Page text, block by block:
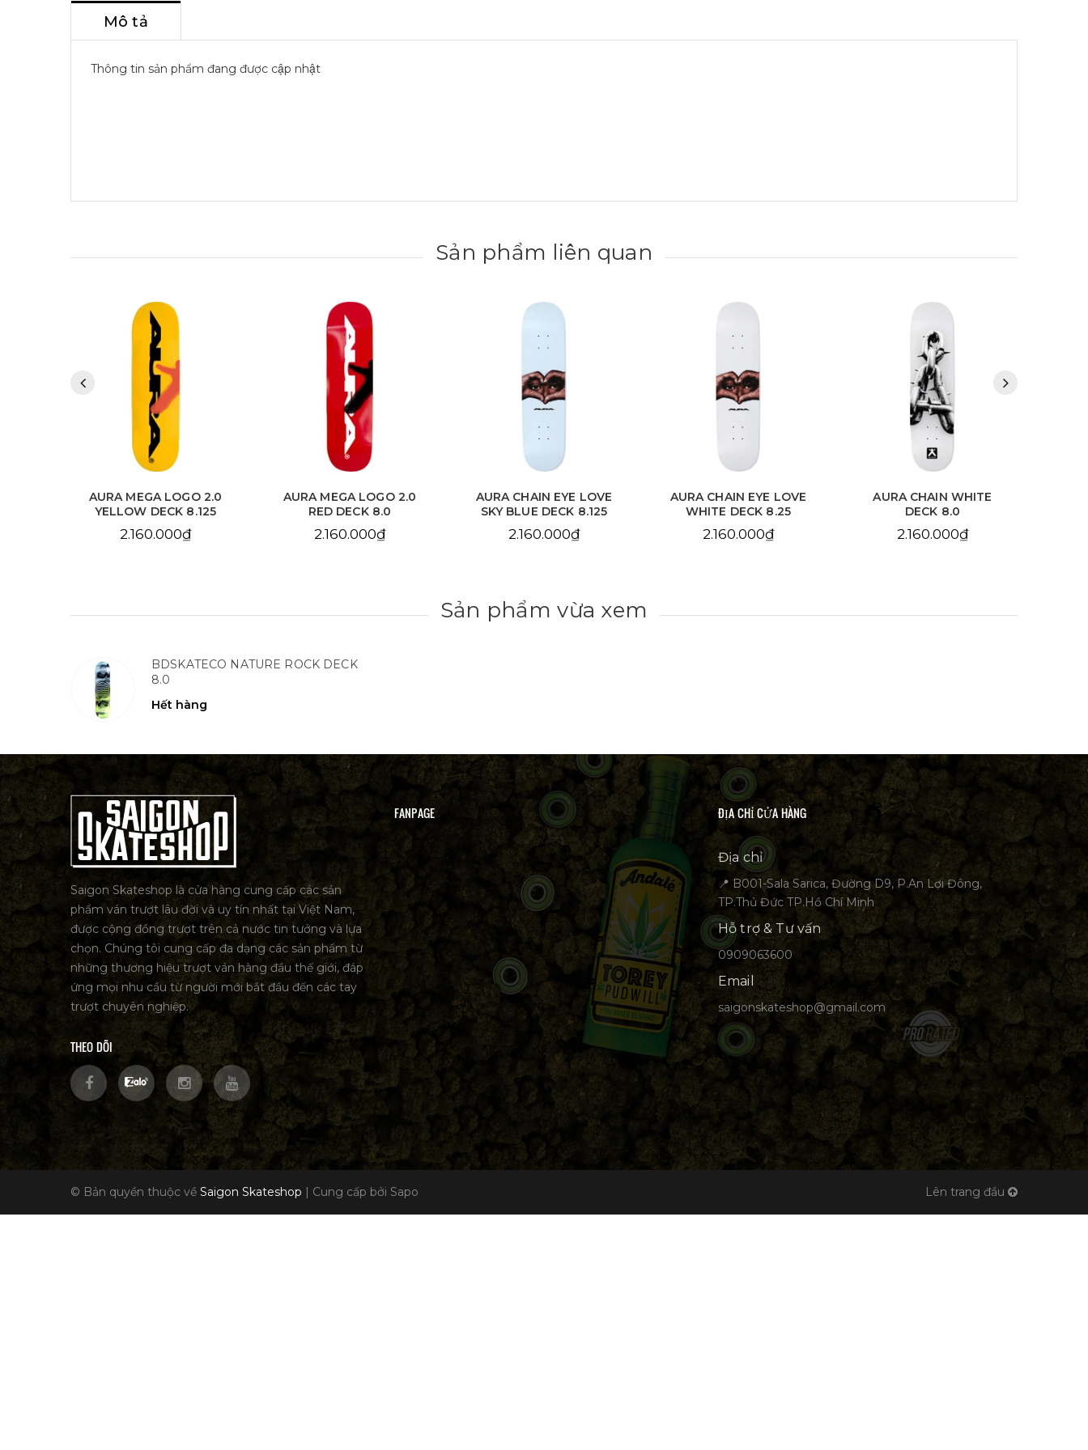
Mô tả
Thông tin sản phẩm đang được cập nhật
Sản phẩm liên quan
AURA MEGA LOGO 2.0
RED DECK 8.0
2.160.000₫
AURA CHAIN EYE LOVE
SKY BLUE DECK 8.125
2.160.000₫
AURA CHAIN EYE LOVE
WHITE DECK 8.25
2.160.000₫
AURA CHAIN WHITE
DECK 8.0
2.160.000₫
AURA CHAIN YELLOW
DECK 8.25
2.160.000₫
Sản phẩm vừa xem
BDSKATECO NATURE ROCK DECK
8.0
Hết hàng
Saigon Skateshop là cửa hàng cung cấp các sản
phẩm ván trượt lâu đời và uy tín nhất tại Việt Nam,
được cộng đồng trượt trên cả nước tin tưởng và lựa
chọn. Chúng tôi cung cấp đa dạng các sản phẩm từ
những thương hiệu trượt ván hàng đầu thế giới, đáp
ứng mọi nhu cầu từ người mới bắt đầu đến các tay
trượt chuyên nghiệp.
THEO DÕI
FANPAGE ĐỊA CHỈ CỬA HÀNG
Địa chỉ
📍 B001-Sala Sarica, Đường D9, P.An Lợi Đông,
TP.Thủ Đức TP.Hồ Chí Minh
Hỗ trợ & Tư vấn
0909063600
Email
saigonskateshop@gmail.com
© Bản quyền thuộc về Saigon Skateshop | Cung cấp bởi Sapo Lên trang đầu